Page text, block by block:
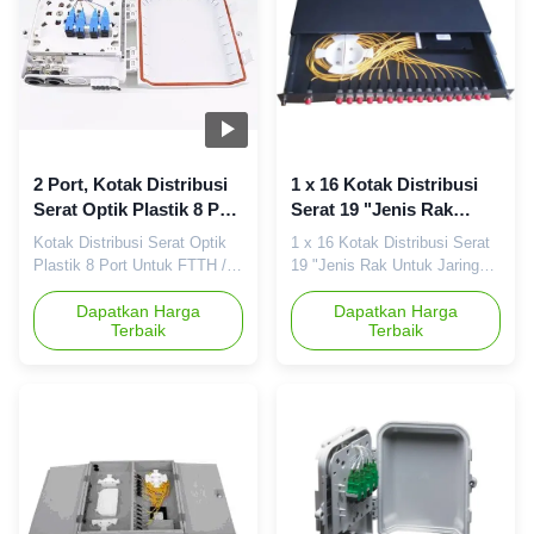
pengoperasian, konstruksi
dan perawatan ...
mencapai fungsi pemisahan
dan ...
2 Port, Kotak Distribusi
Serat Optik Plastik 8 Port
Untuk FTTH / CATV
Kotak Distribusi Serat Optik
Plastik 8 Port Untuk FTTH /
CATV Berlaku dalam proyek
FTTH Cocok untuk aplikasi
dinding koridor, basement,
ruangan dan bangunan
Pengguna Standar Industri,
terbuat dari ...
Dapatkan Harga
Terbaik
1 x 16 Kotak Distribusi
Serat 19 "Jenis Rak
Untuk Jaringan FTTH
1 x 16 Kotak Distribusi Serat
19 "Jenis Rak Untuk Jaringan
FTTH Modul Splitter: 1.
Gunakan dalam jaringan
FTTH 2. Jenis rak 19 " 3.
Splitter 1x16 atau 1x32 Modul
kapasitas kecil di jaringan
FTTH, mencapai pemisahan
optik dan fungsi ...
Dapatkan Harga
Terbaik